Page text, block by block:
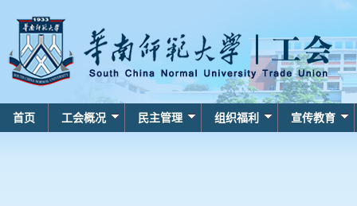
首页 工会概况 民主管理 组织福利 宣传教育